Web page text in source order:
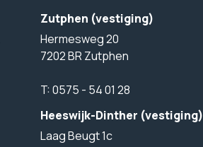
Zutphen (vestiging)
Hermesweg 20
7202 BR Zutphen
T:0575 - 54 01 28
Heeswijk-Dinther (vestiging)
Laag Beugt 1c